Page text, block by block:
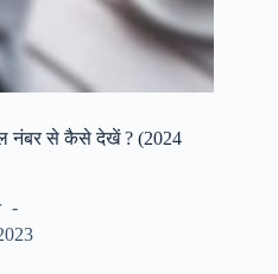
नंबर से कैसे देखें ? (2024